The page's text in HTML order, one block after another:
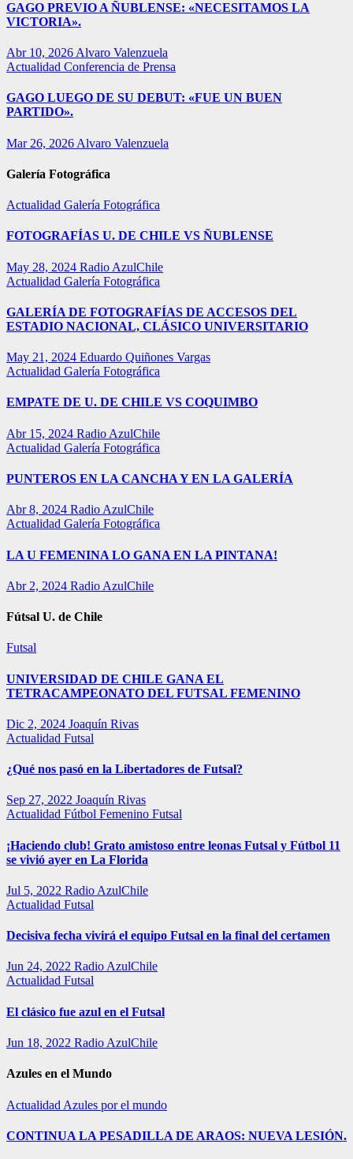
GAGO PREVIO A ÑUBLENSE: «NECESITAMOS LA
VICTORIA».
Abr 10, 2026 Alvaro Valenzuela
Actualidad Conferencia de Prensa
GAGO LUEGO DE SU DEBUT: «FUE UN BUEN
PARTIDO».
Mar 26, 2026 Alvaro Valenzuela
Galería Fotográfica
Actualidad Galería Fotográfica
FOTOGRAFÍAS U. DE CHILE VS ÑUBLENSE
May 28, 2024 Radio AzulChile
Actualidad Galería Fotográfica
GALERÍA DE FOTOGRAFÍAS DE ACCESOS DEL
ESTADIO NACIONAL, CLÁSICO UNIVERSITARIO
May 21, 2024 Eduardo Quiñones Vargas
Actualidad Galería Fotográfica
EMPATE DE U. DE CHILE VS COQUIMBO
Abr 15, 2024 Radio AzulChile
Actualidad Galería Fotográfica
PUNTEROS EN LA CANCHA Y EN LA GALERÍA
Abr 8, 2024 Radio AzulChile
Actualidad Galería Fotográfica
LA U FEMENINA LO GANA EN LA PINTANA!
Abr 2, 2024 Radio AzulChile
Fútsal U. de Chile
Futsal
UNIVERSIDAD DE CHILE GANA EL
TETRACAMPEONATO DEL FUTSAL FEMENINO
Dic 2, 2024 Joaquín Rivas
Actualidad Futsal
¿Qué nos pasó en la Libertadores de Futsal?
Sep 27, 2022 Joaquín Rivas
Actualidad Fútbol Femenino Futsal
¡Haciendo club! Grato amistoso entre leonas Futsal y Fútbol 11
se vivió ayer en La Florida
Jul 5, 2022 Radio AzulChile
Actualidad Futsal
Decisiva fecha vivirá el equipo Futsal en la final del certamen
Jun 24, 2022 Radio AzulChile
Actualidad Futsal
El clásico fue azul en el Futsal
Jun 18, 2022 Radio AzulChile
Azules en el Mundo
Actualidad Azules por el mundo
CONTINUA LA PESADILLA DE ARAOS: NUEVA LESIÓN.